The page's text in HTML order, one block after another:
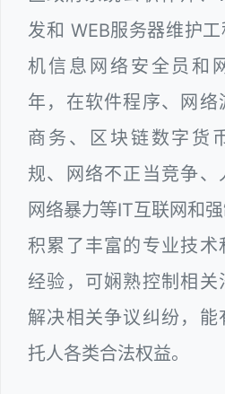
发和 WEB服务器维护
机信息网络安全员和
年，在软件程序、网络
商务、区块链数字货
规、网络不正当竞争、
网络暴力等IT互联网和
积累了丰富的专业技术
经验，可娴熟控制相关
解决相关争议纠纷，能
托人各类合法权益。